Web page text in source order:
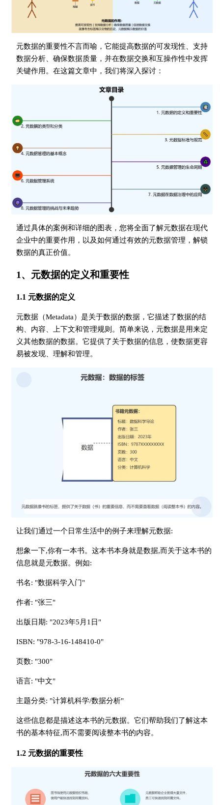
元数据的重要性不言而喻，它能提高数据的可发现性、支持
数据分析、确保数据质量，并在数据交换和互操作性中发挥
关键作用。在这篇文章中，我们将深入探讨：
通过具体的案例和详细的图表，您将全面了解元数据在现代
企业中的重要作用，以及如何通过有效的元数据管理，解锁
数据的真正价值。
1、元数据的定义和重要性
1.1 元数据的定义
元数据（Metadata）是关于数据的数据，它描述了数据的结
构、内容、上下文和管理规则。简单来说，元数据是用来定
义其他数据的数据。它提供了关于数据的信息，使数据更容
易被发现、理解和管理。
让我们通过一个日常生活中的例子来理解元数据:
想象一下,你有一本书。这本书本身就是数据,而关于这本书的
信息就是元数据。例如:
书名: "数据科学入门"
作者: "张三"
出版日期: "2023年5月1日"
ISBN: "978-3-16-148410-0"
页数: "300"
语言: "中文"
主题分类: "计算机科学/数据分析"
这些信息都是描述这本书的元数据。它们帮助我们了解这本
书的基本特征,而不需要阅读整本书的内容。
1.2 元数据的重要性